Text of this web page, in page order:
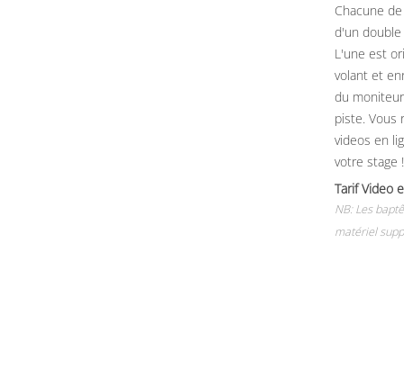
Chacune
d'un
L'une est
volant et
du
piste. Vous
videos en
votre stage !
Tarif Video
NB: Les
matériel